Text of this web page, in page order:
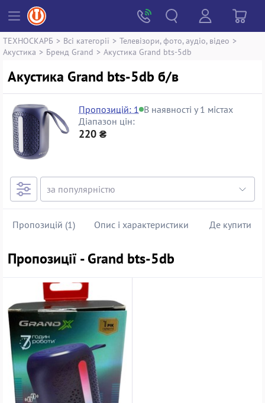
ТЕХНОСКАРБ > Всі категорії > Телевізори, фото, аудіо, відео >
Акустика > Бренд Grand > Акустика Grand bts-5db
Акустика Grand bts-5db б/в
Пропозицій: 1 В наявності у 1 містах
Діапазон цін:
220 ₴
Пропозицій (1) Опис і характеристики Де купити
Пропозиції - Grand bts-5db